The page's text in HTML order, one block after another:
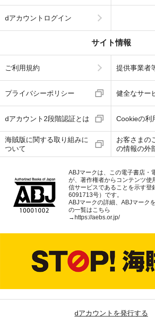
dアカウントログイン
サイト情報
ご利用規約 提供事業者
プライバシーポリシー 健全なサー
dアカウント2段階認証とは Cookieの利
海賊版に関する取り組みに
ついて
お客さまの
の情報の外
ABJマークは、この電子書店・
が、著作権者からコンテンツ使
信サービスであることを示す登
6091713号）です。
ABJマークの詳細、ABJマーク
の一覧はこちら
→ https://aebs.or.jp/
dアカウントを発行する